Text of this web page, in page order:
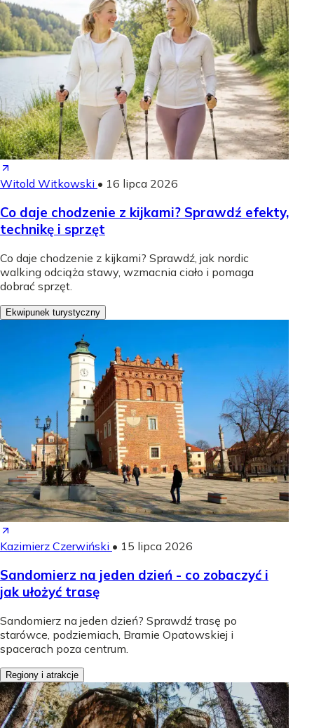
Witold Witkowski • 16 lipca 2026
Co daje chodzenie z kijkami? Sprawdź efekty,
technikę i sprzęt
Co daje chodzenie z kijkami? Sprawdź, jak nordic
walking odciąża stawy, wzmacnia ciało i pomaga
dobrać sprzęt.
Ekwipunek turystyczny
Kazimierz Czerwiński • 15 lipca 2026
Sandomierz na jeden dzień - co zobaczyć i
jak ułożyć trasę
Sandomierz na jeden dzień? Sprawdź trasę po
starówce, podziemiach, Bramie Opatowskiej i
spacerach poza centrum.
Regiony i atrakcje